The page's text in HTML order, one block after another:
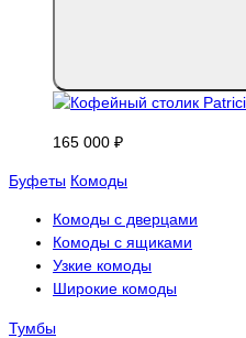
165 000 ₽
Буфеты Комоды
Комоды с дверцами
Комоды с ящиками
Узкие комоды
Широкие комоды
Тумбы